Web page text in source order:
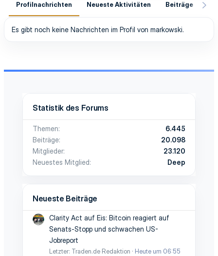
Profilnachrichten Neueste Aktivitäten Beiträge
Es gibt noch keine Nachrichten im Profil von markowski.
Statistik des Forums
Themen
6.445
Beiträge
20.098
Mitglieder
23.120
Neuestes Mitglied
Deep
Neueste Beiträge
Clarity Act auf Eis: Bitcoin reagiert auf
Senats-Stopp und schwachen US-
Jobreport
Letzter: Traden.de Redaktion
Heute um 06:55